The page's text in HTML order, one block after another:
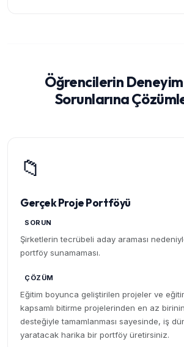
Öğrencilerin
Sorunlarına
📁
Gerçek Proje Portföyü
SORUN
Şirketlerin tecrübeli aday araması
portföy sunamaması.
ÇÖZÜM
Eğitim boyunca geliştirilen projeler ve
kapsamlı bitirme projelerinden en az
desteğiyle tamamlanması sayesinde, iş
yaratacak harika bir portföy üretirsiniz.